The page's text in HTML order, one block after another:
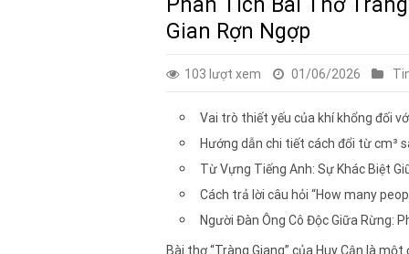
Phân Tích Bài Thơ
Gian Rợn Ngợp
103 lượt xem 01/06/2026
Vai trò thiết yếu của khí khổng đối
Hướng dẫn chi tiết cách đổi từ cm³
Từ Vựng Tiếng Anh: Sự Khác Biệt
Cách trả lời câu hỏi “How many
Người Đàn Ông Cô Độc Giữa Rừng:
Bài thơ “Tràng Giang” của Huy Cận là